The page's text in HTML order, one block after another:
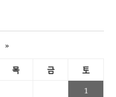
»
목 금 토
1